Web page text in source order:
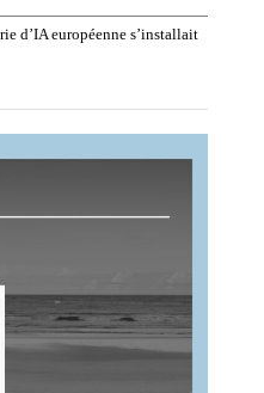
d’IA européenne s’installait